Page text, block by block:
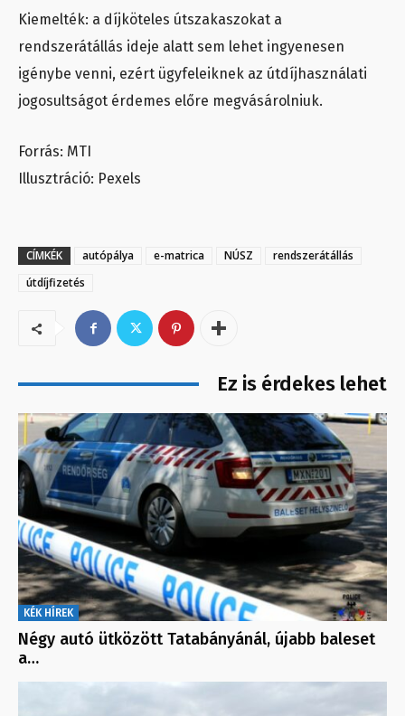
Kiemelték: a díjköteles útszakaszokat a
rendszerátállás ideje alatt sem lehet ingyenesen
igénybe venni, ezért ügyfeleiknek az útdíjhasználati
jogosultságot érdemes előre megvásárolniuk.
Forrás: MTI
Illusztráció: Pexels
CÍMKÉK autópálya e-matrica NÚSZ
rendszerátállás
útdíjfizetés
Ez is érdekes lehet
KÉK HÍREK
Négy autó ütközött Tatabányánál, újabb baleset
a…